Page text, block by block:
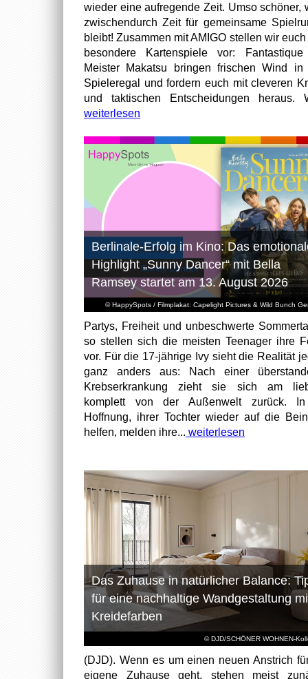
wieder eine aufregende Zeit. Umso schöner,
zwischendurch Zeit für gemeinsame
bleibt! Zusammen mit AMIGO stellen wir
besondere Kartenspiele vor:
Meister Makatsu bringen frischen Wind in
Spieleregal und fordern euch mit cleveren
und taktischen Entscheidungen heraus.
weiterlesen
© HappySpots / Filmplakat: Capelight Pictures & Wild Bunch
Berlinale-Erfolg im Kino: Das
Highlight „Sunny Dancer“ mit Bella
Ramsey startet am 13. August 2026
Partys, Freiheit und unbeschwerte
so stellen sich die meisten Teenager ihre
vor. Für die 17-jährige Ivy sieht die Realität
ganz anders aus: Nach einer
Krebserkrankung zieht sie sich am
komplett von der Außenwelt zurück.
Hoffnung, ihrer Tochter wieder auf die
helfen, melden ihre... weiterlesen
© DJD/SCHÖNER WOHNEN-
Das Zuhause in natürlicher Balance:
für eine nachhaltige Wandgestaltung
Kreidefarben
(DJD). Wenn es um einen neuen Anstrich
eigene Zuhause geht, stehen meist